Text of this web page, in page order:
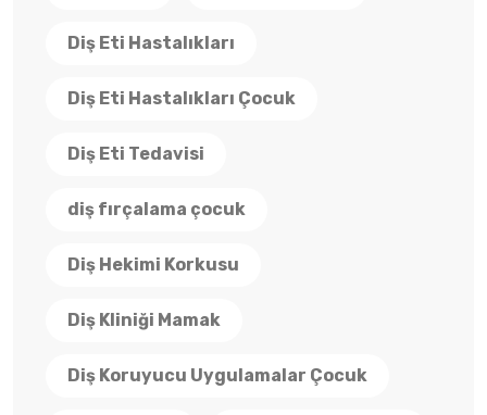
Diş Eti Hastalıkları
Diş Eti Hastalıkları Çocuk
Diş Eti Tedavisi
diş fırçalama çocuk
Diş Hekimi Korkusu
Diş Kliniği Mamak
Diş Koruyucu Uygulamalar Çocuk